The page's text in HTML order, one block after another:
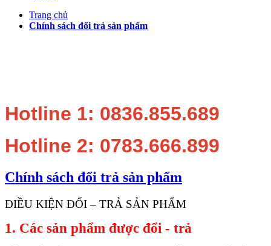
Trang chủ
Chính sách đổi trả sản phẩm
Hotline 1: 0836.855.689
Hotline 2: 0783.666.899
Chính sách đổi trả sản phẩm
ĐIỀU KIỆN ĐỔI – TRẢ SẢN PHẨM
1. Các sản phẩm được đổi - trả